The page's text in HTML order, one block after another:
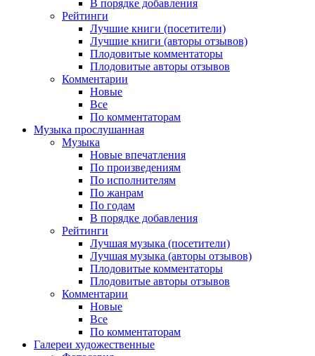
В порядке добавления
Рейтинги
Лучшие книги (посетители)
Лучшие книги (авторы отзывов)
Плодовитые комментаторы
Плодовитые авторы отзывов
Комментарии
Новые
Все
По комментаторам
Музыка прослушанная
Музыка
Новые впечатления
По произведениям
По исполнителям
По жанрам
По годам
В порядке добавления
Рейтинги
Лучшая музыка (посетители)
Лучшая музыка (авторы отзывов)
Плодовитые комментаторы
Плодовитые авторы отзывов
Комментарии
Новые
Все
По комментаторам
Галереи художественные